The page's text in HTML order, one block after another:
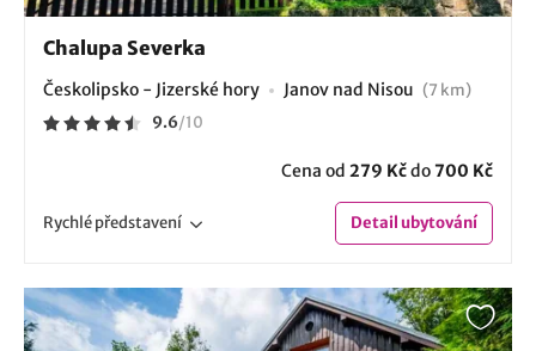
Chalupa Severka
Českolipsko - Jizerské hory Janov nad Nisou (7 km)
9.6/10
Cena od 279 Kčdo700 Kč
Rychlépředstavení Detailubytování